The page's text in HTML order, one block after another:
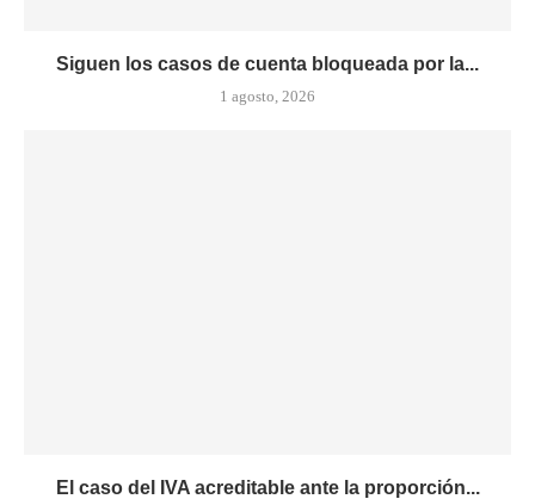
Siguen los casos de cuenta bloqueada por la...
1 agosto, 2026
El caso del IVA acreditable ante la proporción...